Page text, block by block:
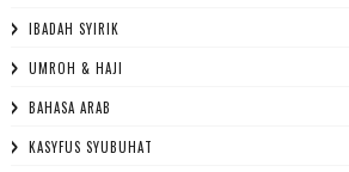
IBADAH SYIRIK
UMROH & HAJI
BAHASA ARAB
KASYFUS SYUBUHAT